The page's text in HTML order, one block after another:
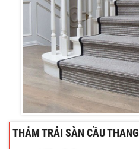
THẢM TRẢI SÀN CẦU THANG